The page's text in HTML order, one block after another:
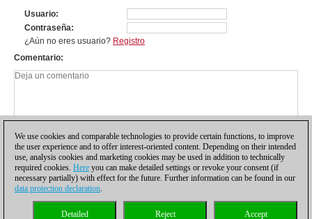
Usuario
Contraseña
¿Aún no eres usuario? Registro
Comentario
Política de privacidad |Para contactar Cookies Management
We use cookies and comparable technologies to provide certain functions, to improve
the user experience and to offer interest-oriented content. Depending on their intended
use, analysis cookies and marketing cookies may be used in addition to technically
required cookies. Here you can make detailed settings or revoke your consent (if
necessary partially) with effect for the future. Further information can be found in our
data protection declaration.
Accept
Reject
Detailed